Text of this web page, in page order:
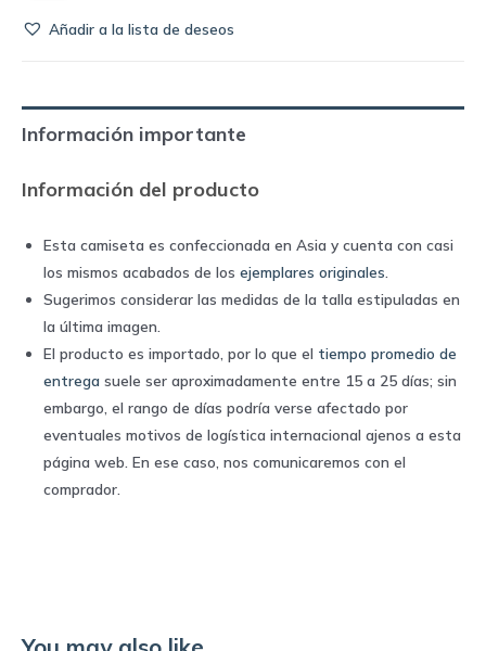
1983/84
Le
Coq
quantity
Añadir a la lista de deseos
Información importante
Información del producto
Esta camiseta es confeccionada en Asia y cuenta con casi
los mismos acabados de los ejemplares originales.
Sugerimos considerar las medidas de la talla estipuladas en
la última imagen.
El producto es importado, por lo que el tiempo promedio de
entrega suele ser aproximadamente entre 15 a 25 días; sin
embargo, el rango de días podría verse afectado por
eventuales motivos de logística internacional ajenos a esta
página web. En ese caso, nos comunicaremos con el
comprador.